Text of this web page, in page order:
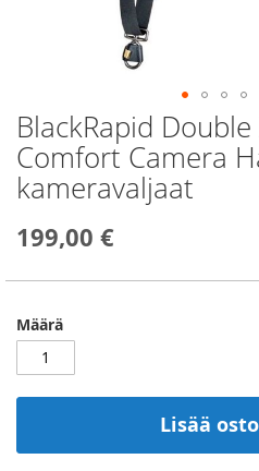
BlackRapid
Comfort Camera
kameravaljaat
199,00 €
Määrä
Lisää
Skip
to
the
beginning
of
images